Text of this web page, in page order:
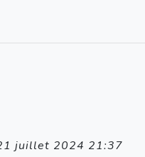
juillet 2024 21:37